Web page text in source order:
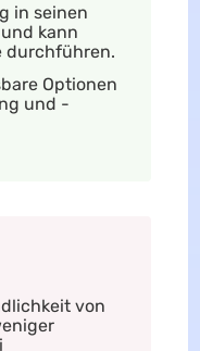
in seinen
kann
durchführen.
Optionen
und -
von